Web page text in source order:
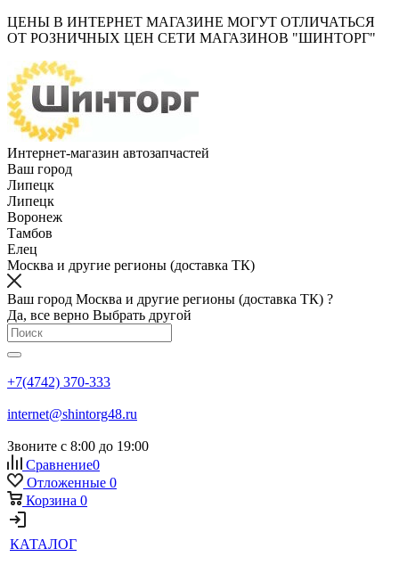
ЦЕНЫ В ИНТЕРНЕТ МАГАЗИНЕ МОГУТ ОТЛИЧАТЬСЯ
ОТ РОЗНИЧНЫХ ЦЕН СЕТИ МАГАЗИНОВ "ШИНТОРГ"
Интернет-магазин автозапчастей
Ваш город
Липецк
Липецк
Воронеж
Тамбов
Елец
Москва и другие регионы (доставка ТК)
Ваш город Москва и другие регионы (доставка ТК) ?
Да, все верно Выбрать другой
+7(4742) 370-333
internet@shintorg48.ru
Звоните с 8:00 до 19:00
Сравнение0
Отложенные 0
Корзина 0
КАТАЛОГ